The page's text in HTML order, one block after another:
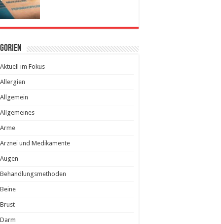
Aktuell im Fokus
Allergien
Allgemein
Allgemeines
Arme
Arznei und Medikamente
Augen
Behandlungsmethoden
Beine
Brust
Darm